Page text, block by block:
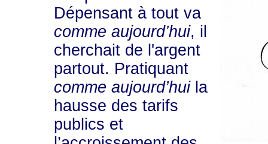
Dépensant à tout va
comme aujourd’hui, il
cherchait de l'argent
partout. Pratiquant
comme aujourd’huila
hausse des tarifs
publics et